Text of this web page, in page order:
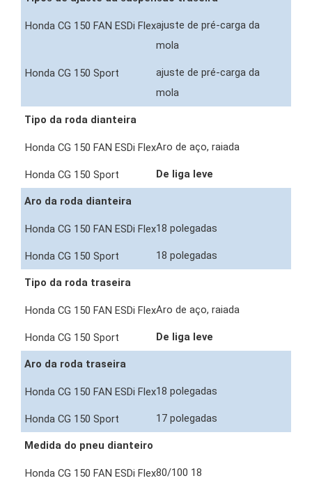
ajuste de pré-carga da
mola
ajuste de pré-carga da
mola
Tipo da roda dianteira
Aro de aço, raiada
De liga leve
Aro da roda dianteira
18 polegadas
18 polegadas
Tipo da roda traseira
Aro de aço, raiada
De liga leve
Aro da roda traseira
18 polegadas
17 polegadas
Medida do pneu dianteiro
80/100 18